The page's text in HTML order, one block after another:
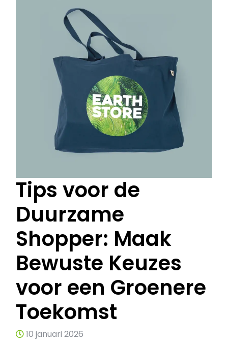
Tips voor de
Duurzame
Shopper: Maak
Bewuste Keuzes
voor een Groenere
Toekomst
10 januari 2026